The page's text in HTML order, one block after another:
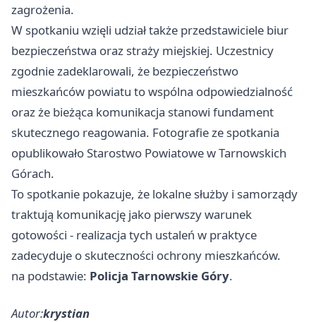
zagrożenia.
W spotkaniu wzięli udział także przedstawiciele biur
bezpieczeństwa oraz straży miejskiej. Uczestnicy
zgodnie zadeklarowali, że bezpieczeństwo
mieszkańców powiatu to wspólna odpowiedzialność
oraz że bieżąca komunikacja stanowi fundament
skutecznego reagowania. Fotografie ze spotkania
opublikowało Starostwo Powiatowe w Tarnowskich
Górach.
To spotkanie pokazuje, że lokalne służby i samorządy
traktują komunikację jako pierwszy warunek
gotowości - realizacja tych ustaleń w praktyce
zadecyduje o skuteczności ochrony mieszkańców.
na podstawie: Policja Tarnowskie Góry.
Autor:krystian